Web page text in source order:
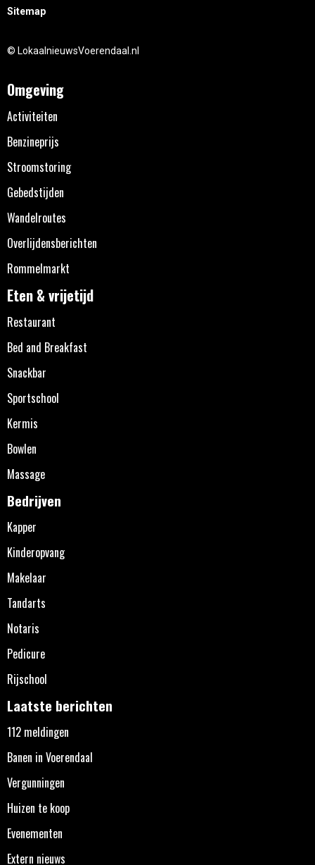
Sitemap
© LokaalnieuwsVoerendaal.nl
Omgeving
Activiteiten
Benzineprijs
Stroomstoring
Gebedstijden
Wandelroutes
Overlijdensberichten
Rommelmarkt
Eten & vrijetijd
Restaurant
Bed and Breakfast
Snackbar
Sportschool
Kermis
Bowlen
Massage
Bedrijven
Kapper
Kinderopvang
Makelaar
Tandarts
Notaris
Pedicure
Rijschool
Laatste berichten
112 meldingen
Banen in Voerendaal
Vergunningen
Huizen te koop
Evenementen
Extern nieuws